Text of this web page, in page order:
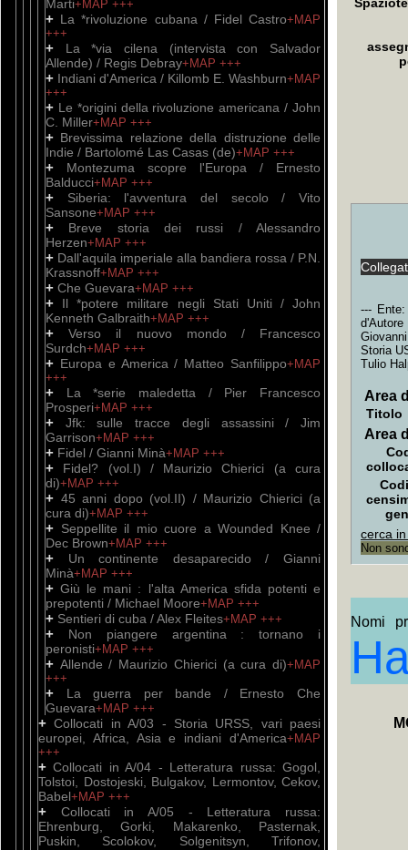
Marti+MAP +++
+ La *rivoluzione cubana / Fidel Castro+MAP
+++
+
La *via cilena (intervista con Salvador
Allende) / Regis Debray+MAP +++
+ Indiani d'America / Killomb E. Washburn+MAP
+++
+ Le *origini della rivoluzione americana / John
C. Miller+MAP +++
+ Brevissima relazione della distruzione delle
Indie / Bartolomé Las Casas (de)+MAP +++
+ Montezuma scopre l'Europa / Ernesto
Balducci+MAP +++
+
Siberia: l'avventura del secolo / Vito
Sansone+MAP +++
+ Breve storia dei russi / Alessandro
Herzen+MAP +++
+ Dall'aquila imperiale alla bandiera rossa / P.N.
Krassnoff+MAP +++
+ Che Guevara+MAP +++
+ Il *potere militare negli Stati Uniti / John
Kenneth Galbraith+MAP +++
+Verso il nuovo mondo / Francesco
Surdch+MAP +++
+ Europa e America / Matteo Sanfilippo+MAP
+++
+
La *serie maledetta / Pier Francesco
Prosperi+MAP +++
+ Jfk: sulle tracce degli assassini / Jim
Garrison+MAP +++
+ Fidel / Gianni Minà+MAP +++
+ Fidel? (vol.I) / Maurizio Chierici (a cura
di)+MAP +++
+ 45 anni dopo (vol.II) / Maurizio Chierici (a
cura di)+MAP +++
+ Seppellite il mio cuore a Wounded Knee /
Dec Brown+MAP +++
+
Un continente desaparecido / Gianni
Minà+MAP +++
+Giù le mani : l'alta America sfida potenti e
prepotenti / Michael Moore+MAP +++
+ Sentieri di cuba / Alex Fleites+MAP +++
+
Non piangere argentina : tornano i
peronisti+MAP +++
+ Allende / Maurizio Chierici (a cura di)+MAP
+++
+
La guerra per bande / Ernesto Che
Guevara+MAP +++
+Collocati in A/03 - Storia URSS, vari paesi
europei, Africa, Asia e indiani d'America+MAP
+++
+Collocati in A/04 - Letteratura russa: Gogol,
Tolstoi, Dostojeski, Bulgakov, Lermontov, Cekov,
Babel+MAP +++
+ Collocati in A/05 - Letteratura russa:
Ehrenburg, Gorki, Makarenko, Pasternak,
Puskin, Scolokov, Solgenitsyn, Trifonov,
---
Storia
Tulio
Area
Titolo
Area
cerca
Non
Nomi